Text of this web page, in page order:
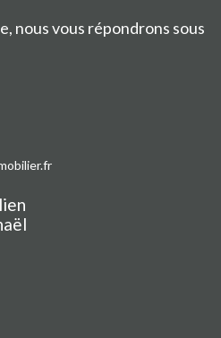
nous vous répondrons sous